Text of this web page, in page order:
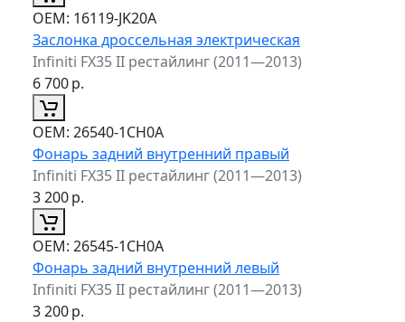
ОЕМ: 16119-JK20A
Заслонка дроссельная электрическая
Infiniti FX35 II рестайлинг (2011—2013)
6 700р.
ОЕМ: 26540-1CH0A
Фонарь задний внутренний правый
Infiniti FX35 II рестайлинг (2011—2013)
3 200р.
ОЕМ: 26545-1CH0A
Фонарь задний внутренний левый
Infiniti FX35 II рестайлинг (2011—2013)
3 200р.